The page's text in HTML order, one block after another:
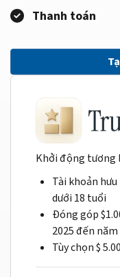
Thanh toán
Khởi động tương
Tài khoản
dưới 18 tuổi
Đóng góp
2025 đến năm
Tùy chọn $